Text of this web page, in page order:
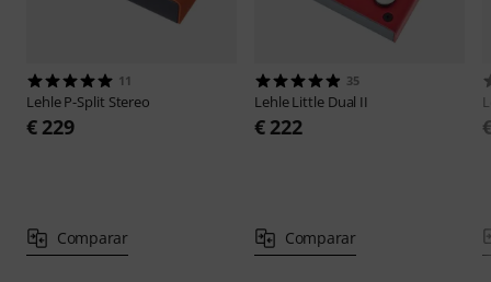
11
LehleP-Split Stereo
€ 229
Comparar
35
LehleLittle Dual II
€ 222
Comparar